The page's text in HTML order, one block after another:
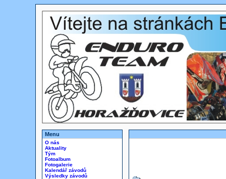
Menu
O nás
Aktuality
Tým
Fotoalbum
Fotogalerie
Kalendář závodů
Výsledky závodů